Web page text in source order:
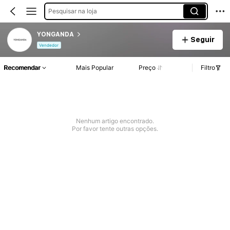
Pesquisar na loja
YONGANDA
Vendedor
Seguir
Recomendar Mais Popular Preço Filtro
Nenhum artigo encontrado.
Por favor tente outras opções.